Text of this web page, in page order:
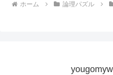
ホーム 論理パズル